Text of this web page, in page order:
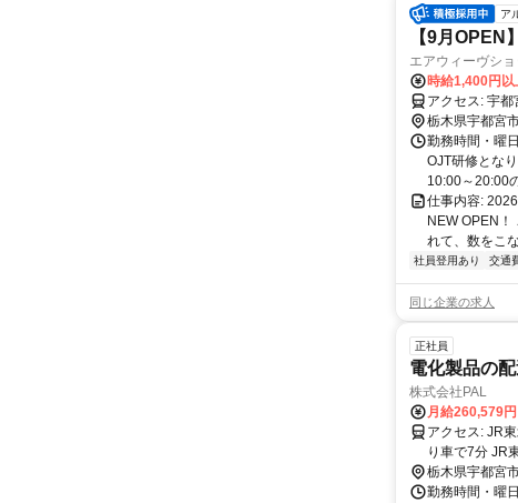
ア
【9月OPEN
エアウィーヴシ
時給1,400円以
アク
栃木県宇都宮
勤務時間・曜
OJT研修とな
10:00～20:00
仕事内容:
NEW OPEN
れて、数をこ
社員登用あり 交通
同じ企業の求人
正社員
電化製品の
株式会社PAL
月給260,579
アクセス: JR東北本線「雀宮駅」より車で4分✨徒歩15分✨ 東武線「西川田駅」よ
り車で7分 JR
イク通勤も可
栃木県宇都宮
勤務時間・曜